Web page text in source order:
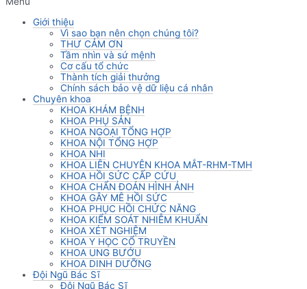
Giới thiệu
Vì sao bạn nên chọn chúng tôi?
THƯ CẢM ƠN
Tầm nhìn và sứ mệnh
Cơ cấu tổ chức
Thành tích giải thưởng
Chính sách bảo vệ dữ liệu cá nhân
Chuyên khoa
KHOA KHÁM BỆNH
KHOA PHỤ SẢN
KHOA NGOẠI TỔNG HỢP
KHOA NỘI TỔNG HỢP
KHOA NHI
KHOA LIÊN CHUYÊN KHOA MẮT-RHM-TMH
KHOA HỒI SỨC CẤP CỨU
KHOA CHẨN ĐOÁN HÌNH ẢNH
KHOA GÂY MÊ HỒI SỨC
KHOA PHỤC HỒI CHỨC NĂNG
KHOA KIỂM SOÁT NHIỄM KHUẨN
KHOA XÉT NGHIỆM
KHOA Y HỌC CỔ TRUYỀN
KHOA UNG BƯỚU
KHOA DINH DƯỠNG
Đội Ngũ Bác Sĩ
Đội Ngũ Bác Sĩ